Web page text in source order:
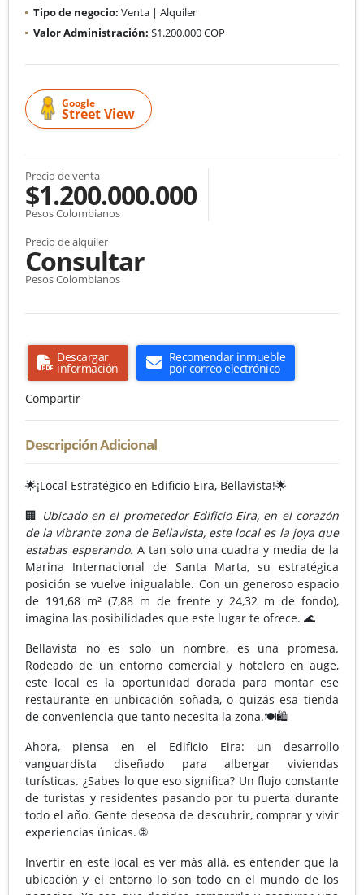
Tipo de negocio: Venta | Alquiler
Valor Administración: $1.200.000 COP
Google
Street View
Precio de venta
$1.200.000.000
Pesos Colombianos
Precio de alquiler
Consultar
Pesos Colombianos
Descargar
información
Recomendar inmueble
por correo electrónico
Compartir
Descripción Adicional
🌟¡Local Estratégico en Edificio Eira, Bellavista!🌟
🏢 Ubicado en el prometedor Edificio Eira, en el corazón
de la vibrante zona de Bellavista, este local es la joya que
estabas esperando. A tan solo una cuadra y media de la
Marina Internacional de Santa Marta, su estratégica
posición se vuelve inigualable. Con un generoso espacio
de 191,68 m² (7,88 m de frente y 24,32 m de fondo),
imagina las posibilidades que este lugar te ofrece. 🌊
Bellavista no es solo un nombre, es una promesa.
Rodeado de un entorno comercial y hotelero en auge,
este local es la oportunidad dorada para montar ese
restaurante en unbicación soñada, o quizás esa tienda
de conveniencia que tanto necesita la zona.🍽️🛍️
Ahora, piensa en el Edificio Eira: un desarrollo
vanguardista diseñado para albergar viviendas
turísticas. ¿Sabes lo que eso significa? Un flujo constante
de turistas y residentes pasando por tu puerta durante
todo el año. Gente deseosa de descubrir, comprar y vivir
experiencias únicas. 🌐
Invertir en este local es ver más allá, es entender que la
ubicación y el entorno lo son todo en el mundo de los